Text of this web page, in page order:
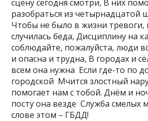
сцену сегодня смотри, В них
разобраться из
Чтобы не было в жизни тревоги,
случилась беда, Дисциплину на
соблюдайте, пожалуйста, люди
и опасна и трудна, В городах и
всем она нужна Если где-то по
городской Мчится злостный
помогает нам с тобой. Днём и
посту она везде Служба
слове этом – ГБДД!